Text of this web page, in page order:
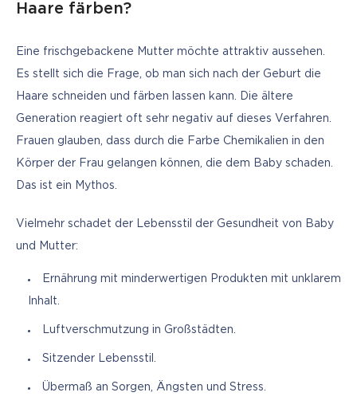
Haare färben?
Eine frischgebackene Mutter möchte attraktiv aussehen.
Es stellt sich die Frage, ob man sich nach der Geburt die
Haare schneiden und färben lassen kann. Die ältere
Generation reagiert oft sehr negativ auf dieses Verfahren.
Frauen glauben, dass durch die Farbe Chemikalien in den
Körper der Frau gelangen können, die dem Baby schaden.
Das ist ein Mythos.
Vielmehr schadet der Lebensstil der Gesundheit von Baby
und Mutter:
Ernährung mit minderwertigen Produkten mit unklarem
Inhalt.
Luftverschmutzung in Großstädten.
Sitzender Lebensstil.
Übermaß an Sorgen, Ängsten und Stress.